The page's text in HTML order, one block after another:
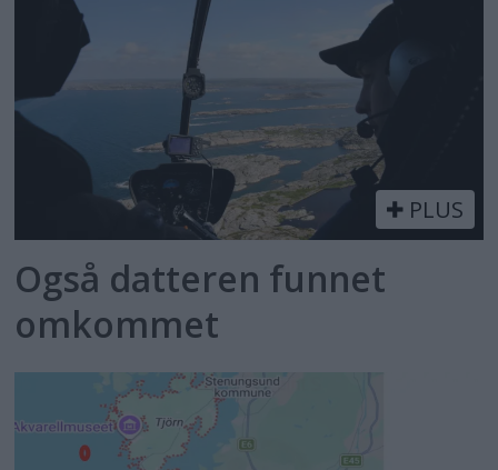
PLUS
Også datteren funnet
omkommet